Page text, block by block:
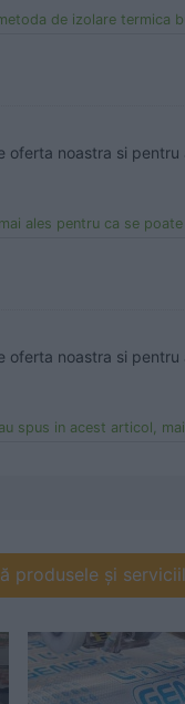
de izolare termica buna. Ma
oferta noastra si
ales pentru ca se poate monta
oferta noastra si
spus in acest articol, mai
produsele și